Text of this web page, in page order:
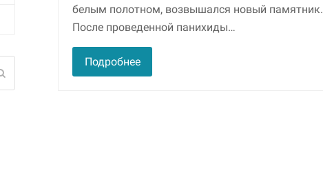
белым полотном, возвышался новый памятник.
После проведенной панихиды…
Подробнее